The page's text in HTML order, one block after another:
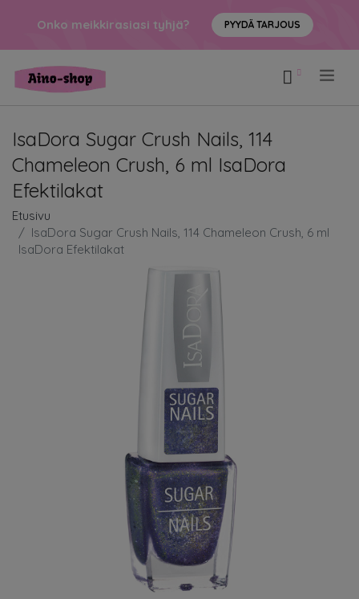
Onko meikkirasiasi tyhjä? PYYDÄ TARJOUS
IsaDora Sugar Crush Nails, 114
Chameleon Crush, 6 ml IsaDora
Efektilakat
Etusivu
IsaDora Sugar Crush Nails, 114 Chameleon Crush, 6 ml
IsaDora Efektilakat